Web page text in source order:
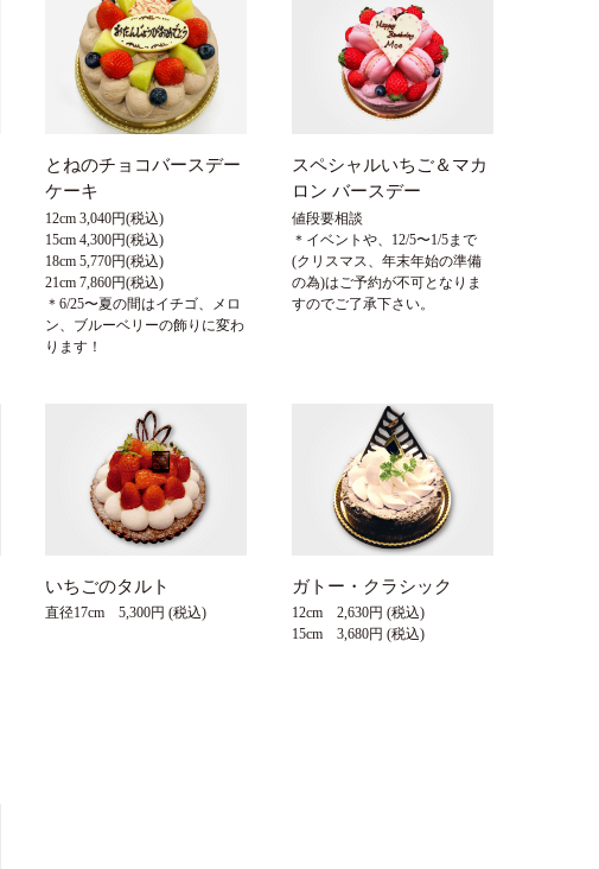
とねのチョコバースデー
ケーキ
12cm 3,040円(税込)
15cm 4,300円(税込)
18cm 5,770円(税込)
21cm 7,860円(税込)
＊6/25〜夏の間はイチゴ、メロ
ン、ブルーベリーの飾りに変わ
ります！
スペシャルいちご＆マカ
ロン バースデー
値段要相談
＊イベントや、12/5〜1/5まで
(クリスマス、年末年始の準備
の為)はご予約が不可となりま
すのでご了承下さい。
いちごのタルト
直径17cm 5,300円 (税込)
ガトー・クラシック
12cm 2,630円 (税込)
15cm 3,680円 (税込)